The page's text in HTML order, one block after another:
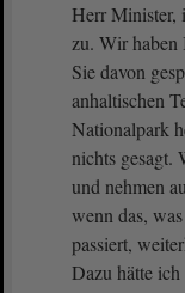
Herr Minister,
zu. Wir haben
Sie davon
anhaltischen
Nationalpark
nichts gesagt.
und nehmen
wenn das,
passiert,
Dazu hätte